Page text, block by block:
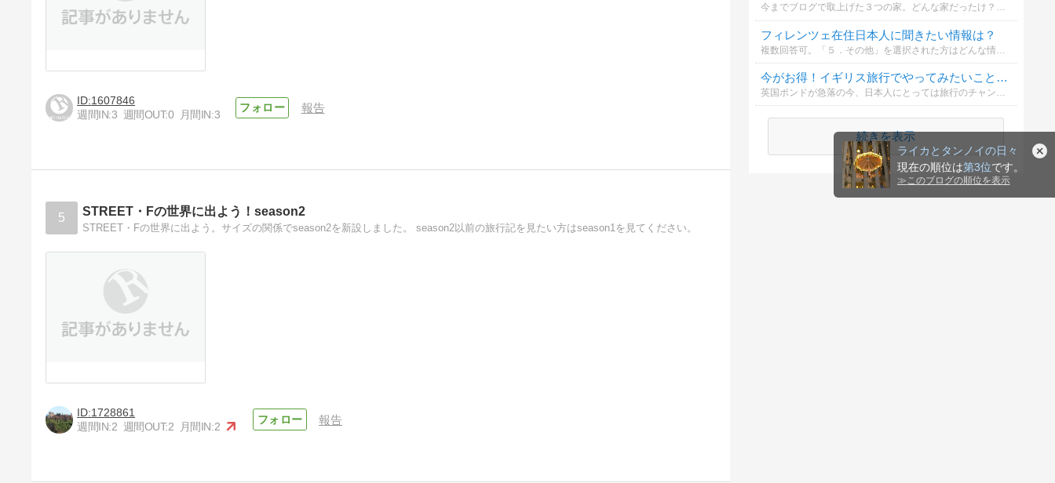
1607846
週間IN:3 週間OUT:0 月間IN:3
報告
5 STREET・Fの世界に出よう！season2
STREET・Fの世界に出よう。サイズの関係でseason2を新設しました。 season2以前の旅行記を見たい方はseason1を見てください。
1728861
週間IN:2 週間OUT:2 月間IN:2
報告
今までブログで取上げた３つの家。どんな家だったけ？？近日のブログで解説します。それを見てからの投票でもOKです。お待ちしておりま〜す！！選んだ理由も教えてくださいね。
フィレンツェ在住日本人に聞きたい情報は？
今がお得！イギリス旅行でやってみたいことは？複数可
続きを表示